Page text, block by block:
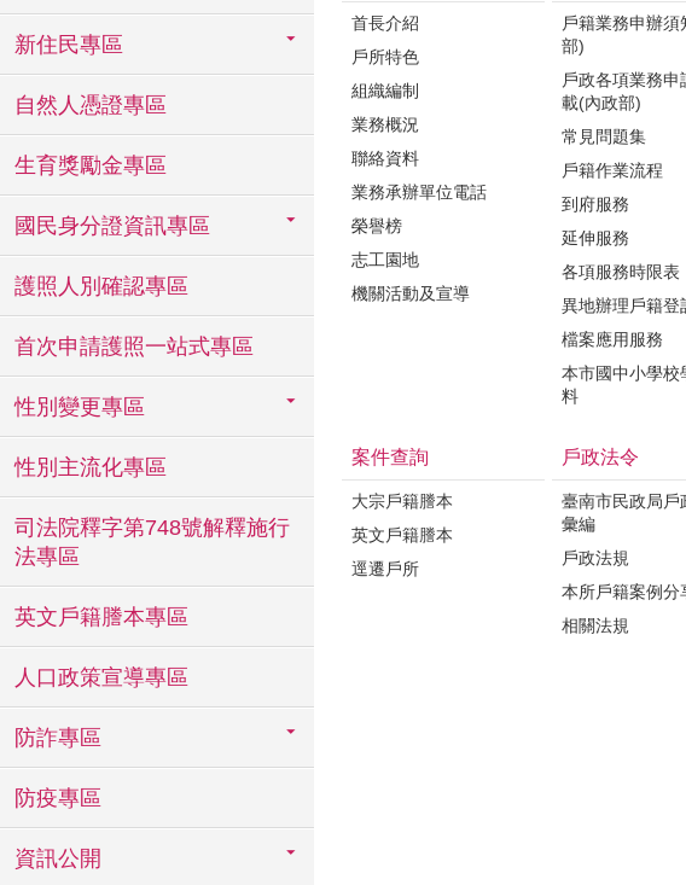
新住民專區
自然人憑證專區
生育獎勵金專區
國民身分證資訊專區
護照人別確認專區
首次申請護照一站式專區
性別變更專區
性別主流化專區
司法院釋字第748號解釋施行
法專區
英文戶籍謄本專區
人口政策宣導專區
防詐專區
防疫專區
資訊公開
首長介紹
戶所特色
組織編制
業務概況
聯絡資料
業務承辦單位電話
榮譽榜
志工園地
機關活動及宣導
戶籍業務申辦須
部)
戶政各項業務申
載(內政部)
常見問題集
戶籍作業流程
到府服務
延伸服務
各項服務時限表
異地辦理戶籍登
檔案應用服務
本市國中小學校
料
案件查詢
大宗戶籍謄本
英文戶籍謄本
逕遷戶所
戶政法令
臺南市民政局戶
彙編
戶政法規
本所戶籍案例分
相關法規